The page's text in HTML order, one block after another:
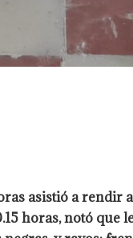
asistió a
horas, notó